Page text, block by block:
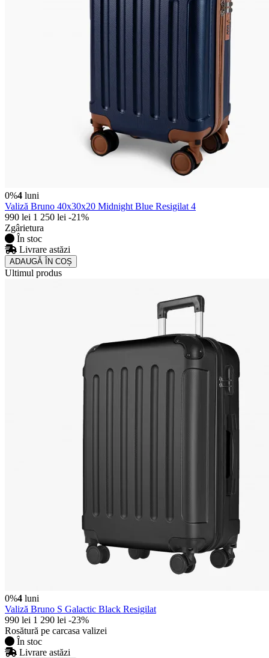
0%4 luni
Valiză Bruno 40x30x20 Midnight Blue Resigilat 4
990 lei 1 250 lei -21%
Zgârietura
În stoc
Livrare astăzi
ADAUGǍ ÎN COȘ
Ultimul produs
0%4 luni
Valiză Bruno S Galactic Black Resigilat
990 lei 1 290 lei -23%
Rosătură pe carcasa valizei
În stoc
Livrare astăzi